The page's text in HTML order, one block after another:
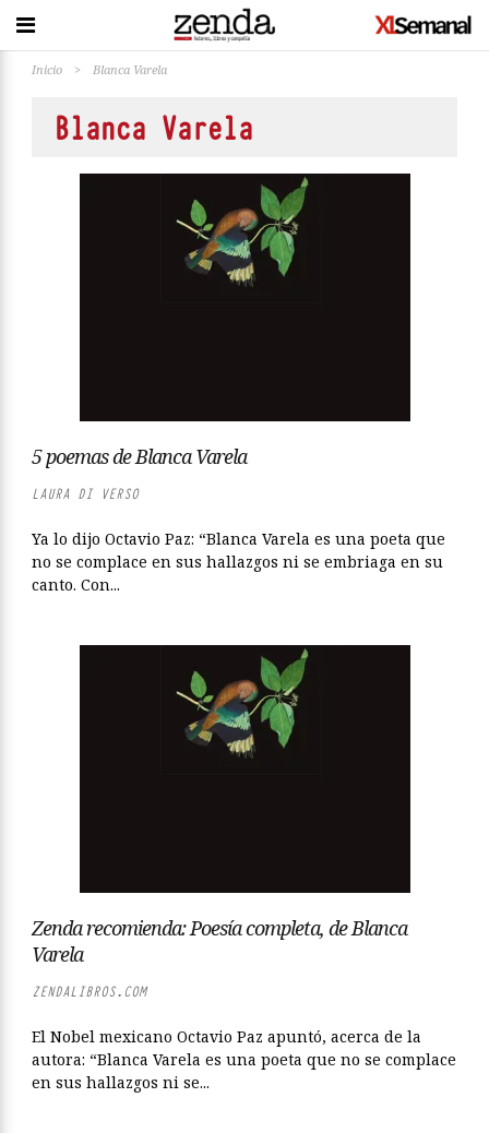
Inicio > Blanca Varela
Blanca Varela
5 poemas de Blanca Varela
LAURA DI VERSO
Ya lo dijo Octavio Paz: “Blanca Varela es una poeta que
no se complace en sus hallazgos ni se embriaga en su
canto. Con...
Zenda recomienda: Poesía completa, de Blanca
Varela
ZENDALIBROS.COM
El Nobel mexicano Octavio Paz apuntó, acerca de la
autora: “Blanca Varela es una poeta que no se complace
en sus hallazgos ni se...